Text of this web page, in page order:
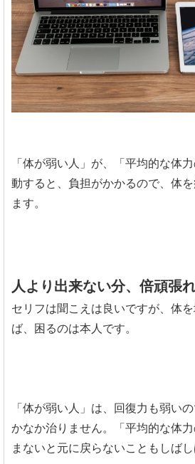
「体が弱い人」が、「平均的な体
動すると、負担がかかるので、体
ます。
人より出来ない分、倍頑張
セリフは聞こえは良いですが、体
ば、困るのは本人です。
「体が弱い人」は、回復力も弱い
かなか治りません。「平均的な体
まないと元に戻らないこともしばし